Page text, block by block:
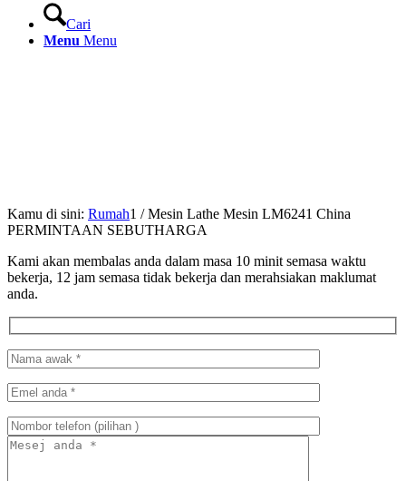
Cari
Menu Menu
Kamu di sini: Rumah1 / Mesin Lathe Mesin LM6241 China
PERMINTAAN SEBUTHARGA
Kami akan membalas anda dalam masa 10 minit semasa waktu
bekerja, 12 jam semasa tidak bekerja dan merahsiakan maklumat
anda.